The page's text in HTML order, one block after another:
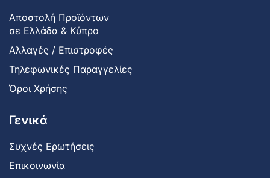
Αποστολή Προϊόντων
σε Ελλάδα & Κύπρο
Αλλαγές / Επιστροφές
Τηλεφωνικές Παραγγελίες
Όροι Χρήσης
Γενικά
Συχνές Ερωτήσεις
Επικοινωνία